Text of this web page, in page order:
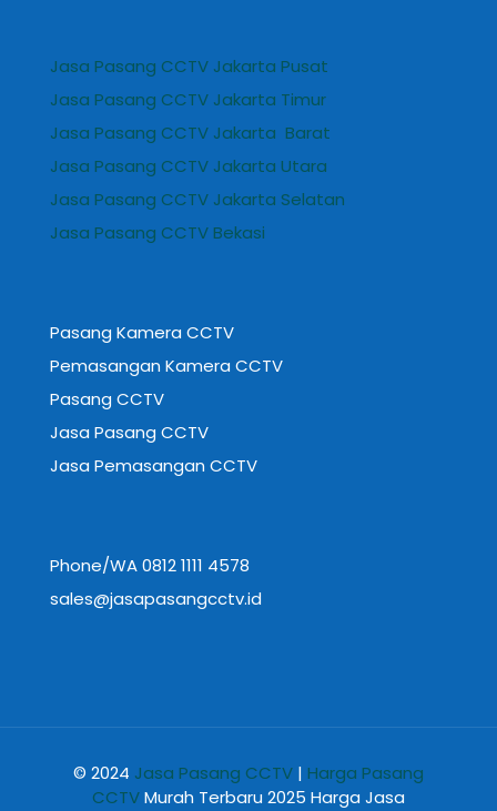
Jasa Pasang CCTV Jakarta Pusat
Jasa Pasang CCTV Jakarta Timur
Jasa Pasang CCTV Jakarta Barat
Jasa Pasang CCTV Jakarta Utara
Jasa Pasang CCTV Jakarta Selatan
Jasa Pasang CCTV Bekasi
Pasang Kamera CCTV
Pemasangan Kamera CCTV
Pasang CCTV
Jasa Pasang CCTV
Jasa Pemasangan CCTV
Phone/WA 0812 1111 4578
sales@jasapasangcctv.id
© 2024 Jasa Pasang CCTV | Harga Pasang
CCTVMurah Terbaru 2025 Harga Jasa